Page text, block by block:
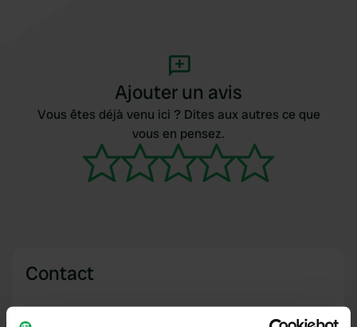
Ajouter un avis
Vous êtes déjà venu ici ? Dites aux autres ce que
vous en pensez.
Contact